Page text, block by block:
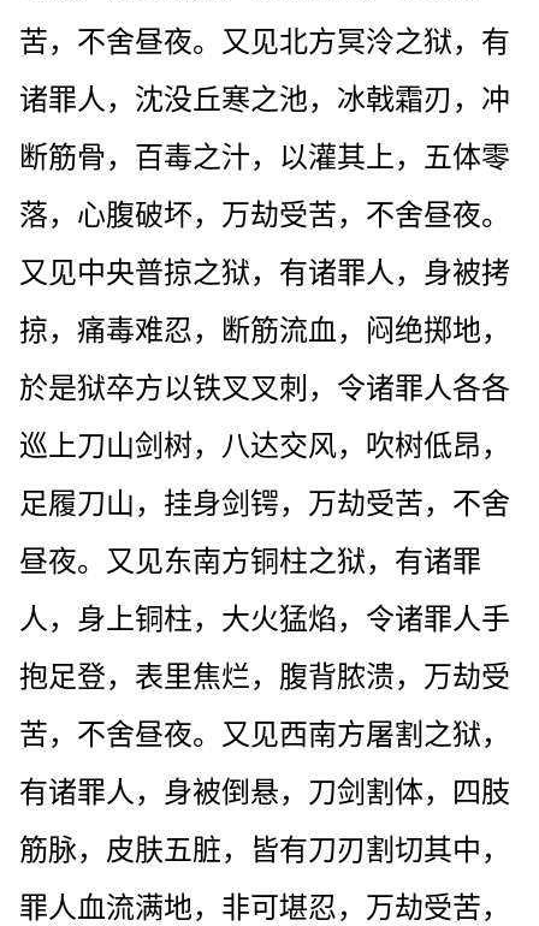
苦，不舍昼夜。又见北方冥泠之狱，有
诸罪人，沈没丘寒之池，冰戟霜刃，冲
断筋骨，百毒之汁，以灌其上，五体零
落，心腹破坏，万劫受苦，不舍昼夜。
又见中央普掠之狱，有诸罪人，身被拷
掠，痛毒难忍，断筋流血，闷绝掷地，
於是狱卒方以铁叉叉刺，令诸罪人各各
巡上刀山剑树，八达交风，吹树低昂，
足履刀山，挂身剑锷，万劫受苦，不舍
昼夜。又见东南方铜柱之狱，有诸罪
人，身上铜柱，大火猛焰，令诸罪人手
抱足登，表里焦烂，腹背脓溃，万劫受
苦，不舍昼夜。又见西南方屠割之狱，
有诸罪人，身被倒悬，刀剑割体，四肢
筋脉，皮肤五脏，皆有刀刃割切其中，
罪人血流满地，非可堪忍，万劫受苦，